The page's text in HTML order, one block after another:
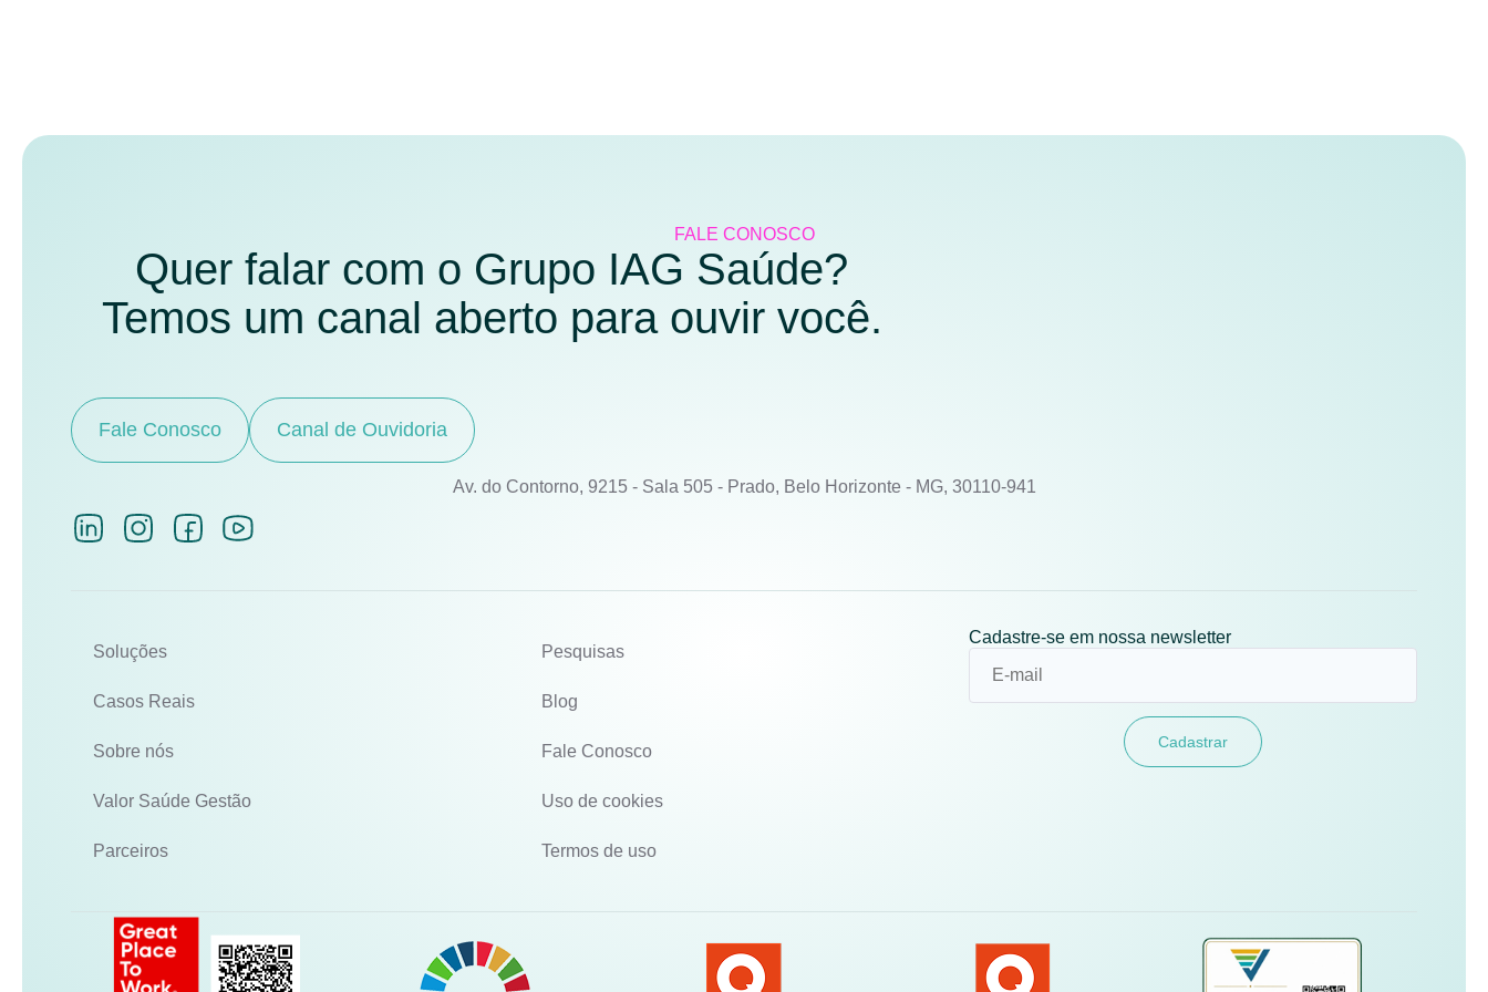
FALE CONOSCO
Quer falar com o Grupo IAG Saúde?
Temos um canal aberto para ouvir você.
Fale Conosco Canal de Ouvidoria
Av. do Contorno, 9215 - Sala 505 - Prado, Belo Horizonte - MG, 30110-941
Soluções
Casos Reais
Sobre nós
Valor Saúde Gestão
Parceiros
Pesquisas
Blog
Fale Conosco
Uso de cookies
Termos de uso
Cadastre-se em nossa newsletter
Cadastrar